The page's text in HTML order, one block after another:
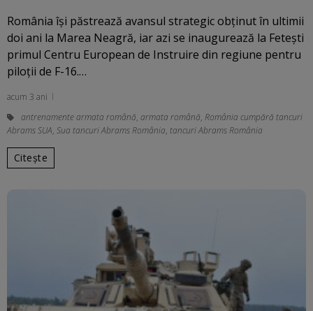
România își păstrează avansul strategic obținut în ultimii
doi ani la Marea Neagră, iar azi se inaugurează la Fetești
primul Centru European de Instruire din regiune pentru
piloții de F-16.…
acum 3 ani
antrenamente armata română, armata română, România cumpără tancuri
Abrams SUA, Sua tancuri Abrams România, tancuri Abrams România
Citește